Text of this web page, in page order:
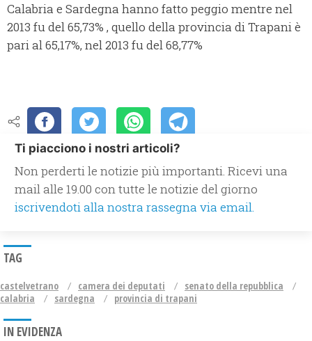
Calabria e Sardegna hanno fatto peggio mentre nel
2013 fu del 65,73% , quello della provincia di Trapani è
pari al 65,17%, nel 2013 fu del 68,77%
Ti piacciono i nostri articoli?
Non perderti le notizie più importanti. Ricevi una
mail alle 19.00 con tutte le notizie del giorno
iscrivendoti alla nostra rassegna via email.
TAG
castelvetrano camera dei deputati
senato della repubblica
calabria
sardegna provincia di trapani
IN EVIDENZA